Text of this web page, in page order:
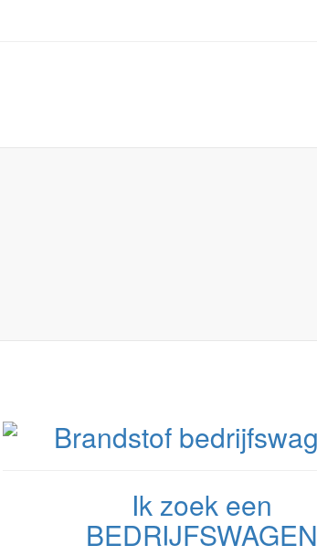
Ik zoek een
BEDRIJFSWAGEN